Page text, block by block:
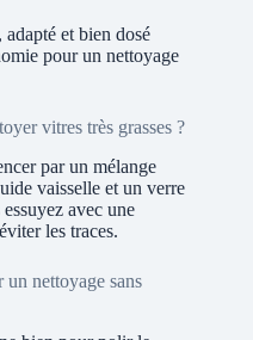
et bien dosé
pour un nettoyage
vitres très grasses ?
par un mélange
vaisselle et un verre
avec une
les traces.
nettoyage sans